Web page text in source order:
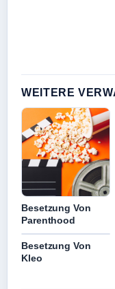
WEITERE
Besetzung Von
Parenthood
Besetzung Von
Kleo